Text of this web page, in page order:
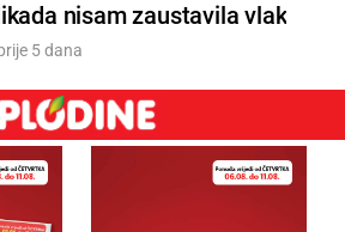
nisam zaustavila vlak
5 dana